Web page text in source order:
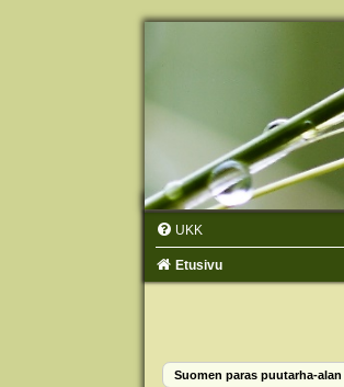
UKK
Etusivu
Suomen paras puutarha-